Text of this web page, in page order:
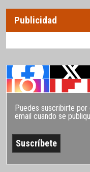
Publicidad
Puedes suscribirte
email cuando se